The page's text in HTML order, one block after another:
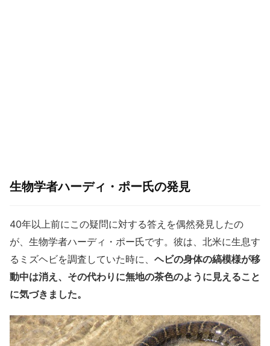
生物学者ハーディ・ポー氏の発見
40年以上前にこの疑問に対する答えを偶然発見したの
が、生物学者ハーディ・ポー氏です。彼は、北米に生息す
るミズヘビを調査していた時に、 ヘビの身体の縞模様が移
動中は消え、その代わりに無地の茶色のように見えること
に気づきました。